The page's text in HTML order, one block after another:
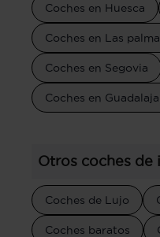
Coches en Huesca
Coches en Las
Coches en Segovia
Coches en
Otros coches de
Coches de Lujo
Coches baratos